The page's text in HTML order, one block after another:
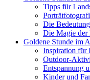
Tipps für
Die
Die Magie der
Goldene Stunde im
Inspiration für
Outdoor-
Entspannung
Kinder und